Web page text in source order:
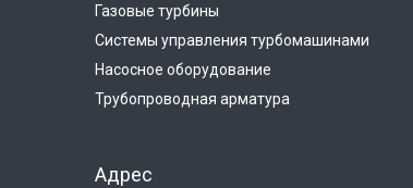
Газовые турбины
Системы управления турбомашинами
Насосное оборудование
Трубопроводная арматура
Адрес